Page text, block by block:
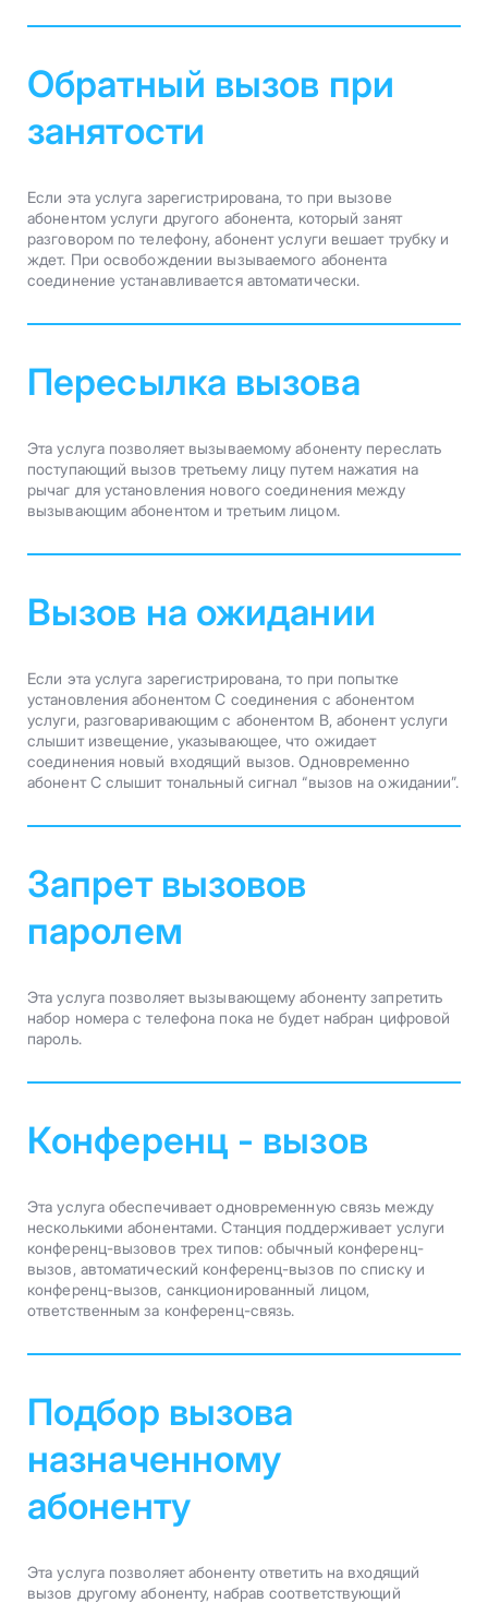
Обратный вызов при
занятости
Если эта услуга зарегистрирована, то при вызове
абонентом услуги другого абонента, который занят
разговором по телефону, абонент услуги вешает трубку и
ждет. При освобождении вызываемого абонента
соединение устанавливается автоматически.
Пересылка вызова
Эта услуга позволяет вызываемому абоненту переслать
поступающий вызов третьему лицу путем нажатия на
рычаг для установления нового соединения между
вызывающим абонентом и третьим лицом.
Вызов на ожидании
Если эта услуга зарегистрирована, то при попытке
установления абонентом C соединения с абонентом
услуги, разговаривающим с абонентом B, абонент услуги
слышит извещение, указывающее, что ожидает
соединения новый входящий вызов. Одновременно
абонент C слышит тональный сигнал “вызов на ожидании”.
Запрет вызовов
паролем
Эта услуга позволяет вызывающему абоненту запретить
набор номера с телефона пока не будет набран цифровой
пароль.
Конференц - вызов
Эта услуга обеспечивает одновременную связь между
несколькими абонентами. Станция поддерживает услуги
конференц-вызовов трех типов: обычный конференц-
вызов, автоматический конференц-вызов по списку и
конференц-вызов, санкционированный лицом,
ответственным за конференц-связь.
Подбор вызова
назначенному
абоненту
Эта услуга позволяет абоненту ответить на входящий
вызов другому абоненту, набрав соответствующий